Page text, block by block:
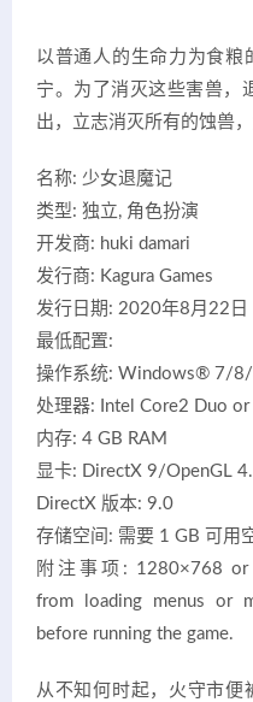
以普通人的生命力为食粮
宁。为了消灭这些害兽，
出，立志消灭所有的蚀兽
名称: 少女退魔记
类型: 独立, 角色扮演
开发商: huki damari
发行商: Kagura Games
发行日期: 2020年8月22日
最低配置:
操作系统: Windows® 7/
处理器: Intel Core2 Duo
内存: 4 GB RAM
显卡: DirectX 9/OpenGL
DirectX 版本: 9.0
存储空间: 需要 1 GB 可用
附注事项: 1280×768 or
from loading menus or
before running the game.
从不知何时起，火守市便